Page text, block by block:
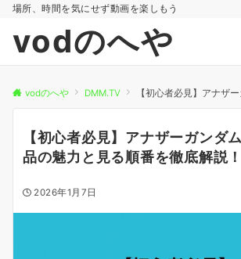
場所、時間を気にせず動画を楽しもう
vodのへや
vodのへや DMM.TV 【初心者必見】アナザーガンダムとは？
【初心者必見】アナザーガンダ
品の魅力と見る順番を徹底解説！
2026年1月7日